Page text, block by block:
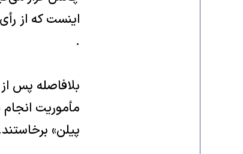
اینست که از
.
بلافاصله پس
مأموریت انجام
پیلن»